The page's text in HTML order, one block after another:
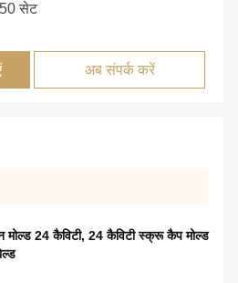
50 सेट
अब संपर्क करें
मोल्ड 24 कैविटी, 24 कैविटी स्क्रू कैप मोल्ड